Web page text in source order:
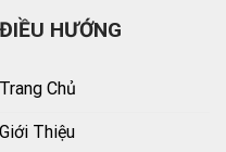
ĐIỀU HƯỚNG
Trang Chủ
Giới Thiệu